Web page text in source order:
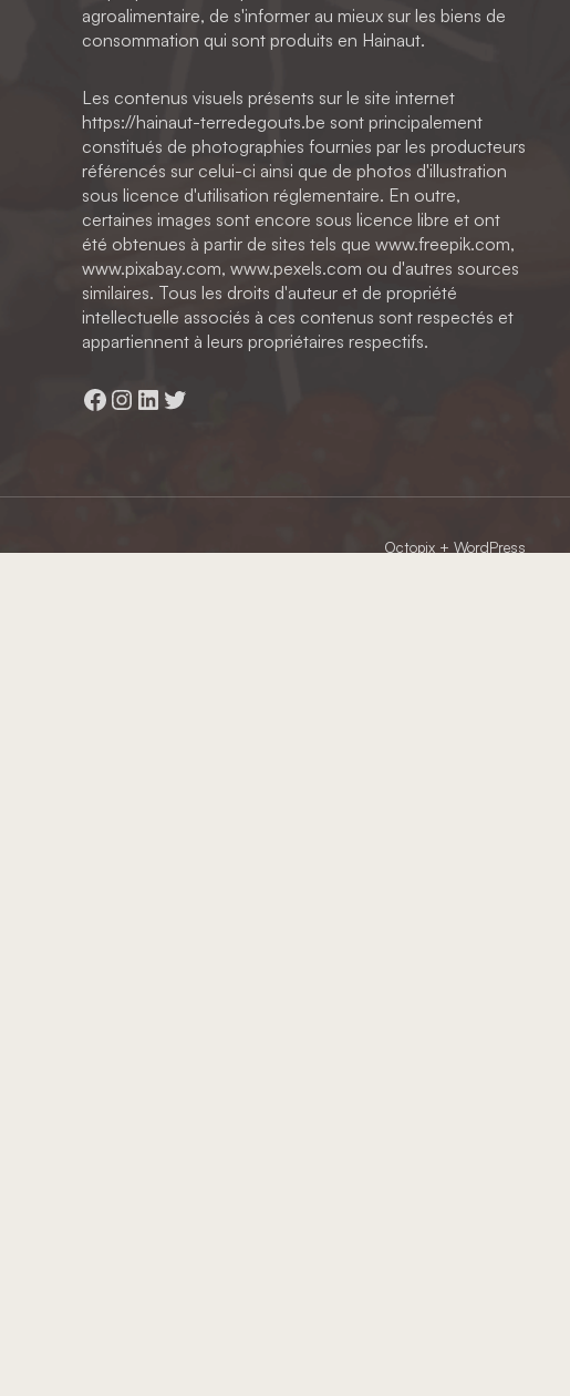
agroalimentaire, de s'informer au mieux sur les biens de
consommation qui sont produits en Hainaut.
Les contenus visuels présents sur le site internet
https://hainaut-terredegouts.be sont principalement
constitués de photographies fournies par les producteurs
référencés sur celui-ci ainsi que de photos d'illustration
sous licence d'utilisation réglementaire. En outre,
certaines images sont encore sous licence libre et ont
été obtenues à partir de sites tels que www.freepik.com,
www.pixabay.com, www.pexels.com ou d'autres sources
similaires. Tous les droits d'auteur et de propriété
intellectuelle associés à ces contenus sont respectés et
appartiennent à leurs propriétaires respectifs.
Facebook
Instagram
LinkedIn
Twitter
Octopix+ WordPress